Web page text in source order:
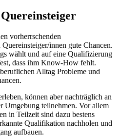
vorherrschenden
innen gute Chancen.
wählt und auf eine Qualifizierung
dass ihm Know-How fehlt.
Alltag Probleme und
können aber nachträglich an
Umgebung teilnehmen. Vor allem
in Teilzeit sind dazu bestens
Qualifikation nachholen und
aufbauen.